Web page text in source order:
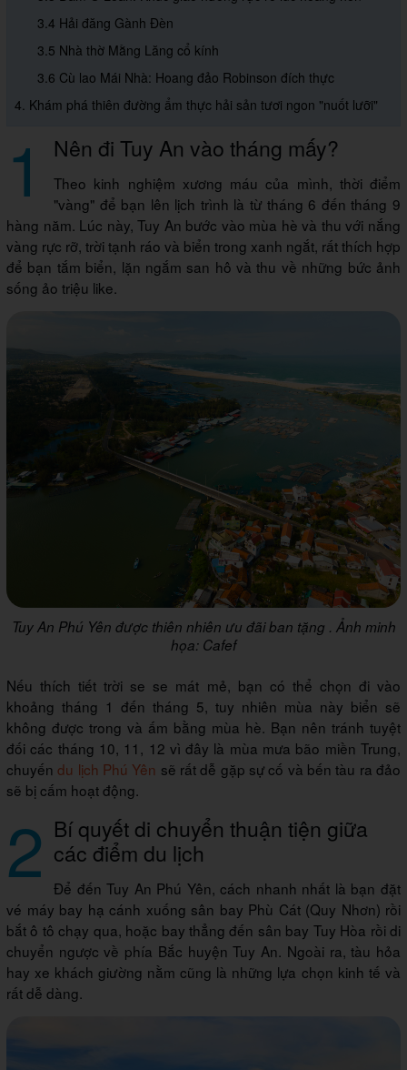
3.4 Hải đăng Gành Đèn
3.5 Nhà thờ Mằng Lăng cổ kính
3.6 Cù lao Mái Nhà: Hoang đảo Robinson đích thực
4. Khám phá thiên đường ẩm thực hải sản tươi ngon "nuốt lưỡi"
1 Nên đi Tuy An vào tháng mấy?
Theo kinh nghiệm xương máu của mình, thời điểm
"vàng" để bạn lên lịch trình là từ tháng 6 đến tháng 9
hàng năm. Lúc này, Tuy An bước vào mùa hè và thu với nắng
vàng rực rỡ, trời tạnh ráo và biển trong xanh ngắt, rất thích hợp
để bạn tắm biển, lặn ngắm san hô và thu về những bức ảnh
sống ảo triệu like.
Tuy An Phú Yên được thiên nhiên ưu đãi ban tặng . Ảnh minh
họa: Cafef
Nếu thích tiết trời se se mát mẻ, bạn có thể chọn đi vào
khoảng tháng 1 đến tháng 5, tuy nhiên mùa này biển sẽ
không được trong và ấm bằng mùa hè. Bạn nên tránh tuyệt
đối các tháng 10, 11, 12 vì đây là mùa mưa bão miền Trung,
chuyếndu lịch Phú Yên sẽ rất dễ gặp sự cố và bến tàu ra đảo
sẽ bị cấm hoạt động.
2 Bí quyết di chuyển thuận tiện giữa
các điểm du lịch
Để đến Tuy An Phú Yên, cách nhanh nhất là bạn đặt
vé máy bay hạ cánh xuống sân bay Phù Cát (Quy Nhơn) rồi
bắt ô tô chạy qua, hoặc bay thẳng đến sân bay Tuy Hòa rồi di
chuyển ngược về phía Bắc huyện Tuy An. Ngoài ra, tàu hỏa
hay xe khách giường nằm cũng là những lựa chọn kinh tế và
rất dễ dàng.